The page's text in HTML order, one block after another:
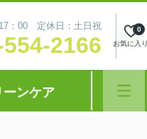
：00 定休日：土日祝
2166 お気に入り
0
ーンケア